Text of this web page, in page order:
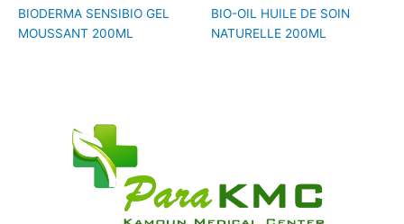
BIODERMA SENSIBIO GEL
MOUSSANT 200ML
BIO-OIL HUILE DE SOIN
NATURELLE 200ML